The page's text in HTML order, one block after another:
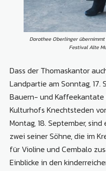
Dorothee Oberlinger
Festival Alte
Dass der Thomaskantor
Landpartie am Sonntag, 17.
Bauern- und
Kulturhofs Knechtsteden
Montag, 18. September,
zwei seiner Söhne, die im
für Violine und Cembalo
Einblicke in den